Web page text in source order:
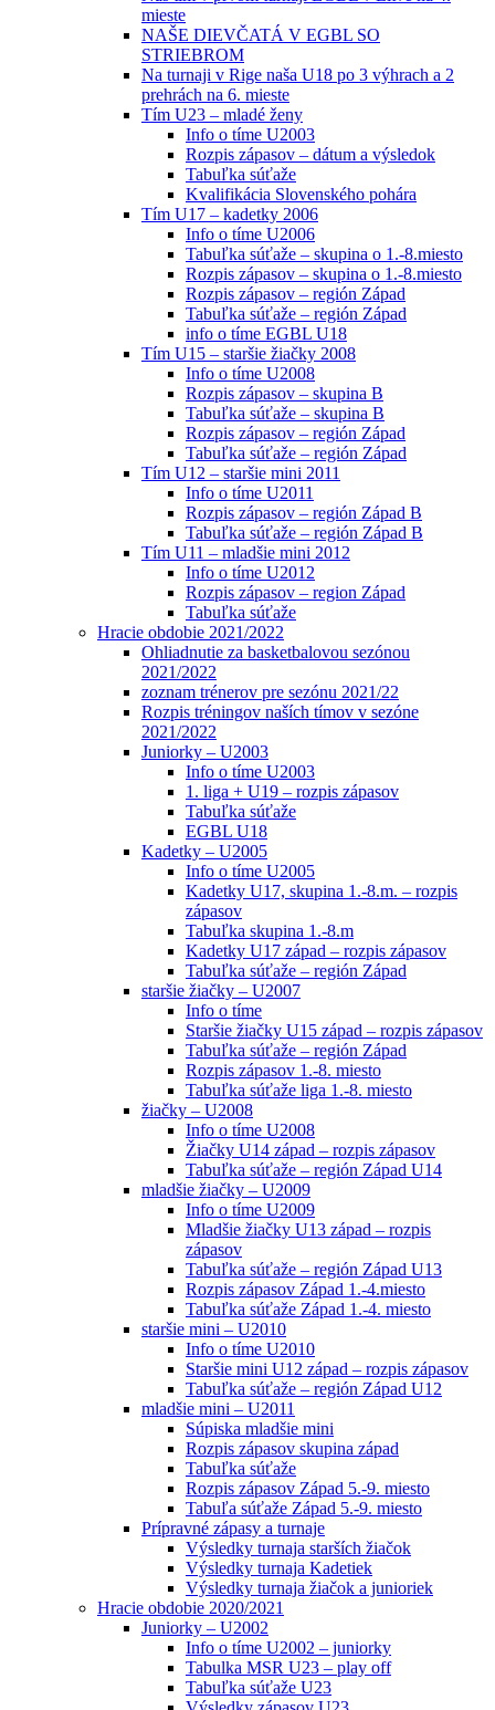
mieste
NAŠE DIEVČATÁ V EGBL SO
STRIEBROM
Na turnaji v Rige naša U18 po 3 výhrach a 2
prehrách na 6. mieste
Tím U23 – mladé ženy
Info o tíme U2003
Rozpis zápasov – dátum a výsledok
Tabuľka súťaže
Kvalifikácia Slovenského pohára
Tím U17 – kadetky 2006
Info o tíme U2006
Tabuľka súťaže – skupina o 1.-8.miesto
Rozpis zápasov – skupina o 1.-8.miesto
Rozpis zápasov – región Západ
Tabuľka súťaže – región Západ
info o tíme EGBL U18
Tím U15 – staršie žiačky 2008
Info o tíme U2008
Rozpis zápasov – skupina B
Tabuľka súťaže – skupina B
Rozpis zápasov – región Západ
Tabuľka súťaže – región Západ
Tím U12 – staršie mini 2011
Info o tíme U2011
Rozpis zápasov – región Západ B
Tabuľka súťaže – región Západ B
Tím U11 – mladšie mini 2012
Info o tíme U2012
Rozpis zápasov – region Západ
Tabuľka súťaže
Hracie obdobie 2021/2022
Ohliadnutie za basketbalovou sezónou
2021/2022
zoznam trénerov pre sezónu 2021/22
Rozpis tréningov naších tímov v sezóne
2021/2022
Juniorky – U2003
Info o tíme U2003
1. liga + U19 – rozpis zápasov
Tabuľka súťaže
EGBL U18
Kadetky – U2005
Info o tíme U2005
Kadetky U17, skupina 1.-8.m. – rozpis
zápasov
Tabuľka skupina 1.-8.m
Kadetky U17 západ – rozpis zápasov
Tabuľka súťaže – región Západ
staršie žiačky – U2007
Info o tíme
Staršie žiačky U15 západ – rozpis zápasov
Tabuľka súťaže – región Západ
Rozpis zápasov 1.-8. miesto
Tabuľka súťaže liga 1.-8. miesto
žiačky – U2008
Info o tíme U2008
Žiačky U14 západ – rozpis zápasov
Tabuľka súťaže – región Západ U14
mladšie žiačky – U2009
Info o tíme U2009
Mladšie žiačky U13 západ – rozpis
zápasov
Tabuľka súťaže – región Západ U13
Rozpis zápasov Západ 1.-4.miesto
Tabuľka súťaže Západ 1.-4. miesto
staršie mini – U2010
Info o tíme U2010
Staršie mini U12 západ – rozpis zápasov
Tabuľka súťaže – región Západ U12
mladšie mini – U2011
Súpiska mladšie mini
Rozpis zápasov skupina západ
Tabuľka súťaže
Rozpis zápasov Západ 5.-9. miesto
Tabuľa súťaže Západ 5.-9. miesto
Prípravné zápasy a turnaje
Výsledky turnaja starších žiačok
Výsledky turnaja Kadetiek
Výsledky turnaja žiačok a junioriek
Hracie obdobie 2020/2021
Juniorky – U2002
Info o tíme U2002 – juniorky
Tabulka MSR U23 – play off
Tabuľka súťaže U23